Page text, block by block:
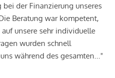
der Finanzierung unseres
Beratung war kompetent,
unsere sehr individuelle
wurden schnell
während des gesamten..."